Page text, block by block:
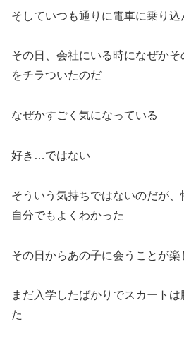
そしていつも通りに電車に乗り込
その日、会社にいる時になぜか
をチラついたのだ
なぜかすごく気になっている
好き…ではない
そういう気持ちではないのだが
自分でもよくわかった
その日からあの子に会うことが楽
まだ入学したばかりでスカート
た